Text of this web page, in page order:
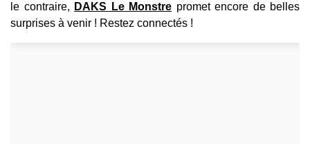
le contraire, DAKS Le Monstre promet encore de belles
surprises à venir ! Restez connectés !